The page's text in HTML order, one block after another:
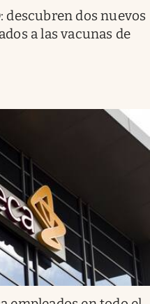
descubren dos nuevos
a las vacunas de